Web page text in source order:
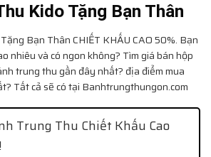
Kido Tặng Bạn Thân
Bạn ThânCHIẾT KHẤU CAO 50%. Bạn
nhiêu và có ngon không? Tìm giá bán hộp
trung thu gần đây nhất? địa điểm mua
Tất cả sẽ có tại Banhtrungthungon.com
Trung Thu Chiết Khấu Cao